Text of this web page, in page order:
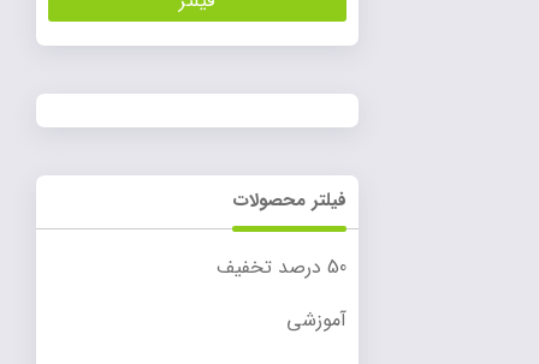
فیلتر محصولات
50 درصد تخفیف
آموزشی